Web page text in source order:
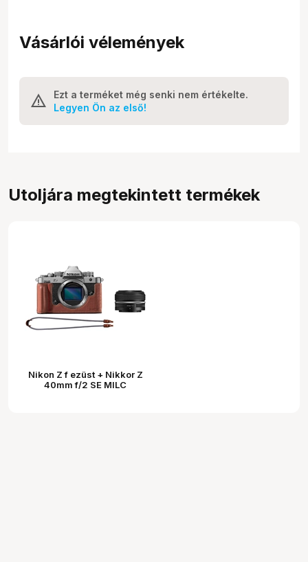
Vásárlói vélemények
Ezt a terméket még senki nem értékelte.
Legyen Ön az első!
Utoljára megtekintett termékek
Nikon Z f ezüst + Nikkor Z
40mm f/2 SE MILC